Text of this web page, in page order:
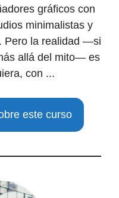
gráficos con
minimalistas y
Pero la realidad —si
allá del mito— es
con ...
este curso